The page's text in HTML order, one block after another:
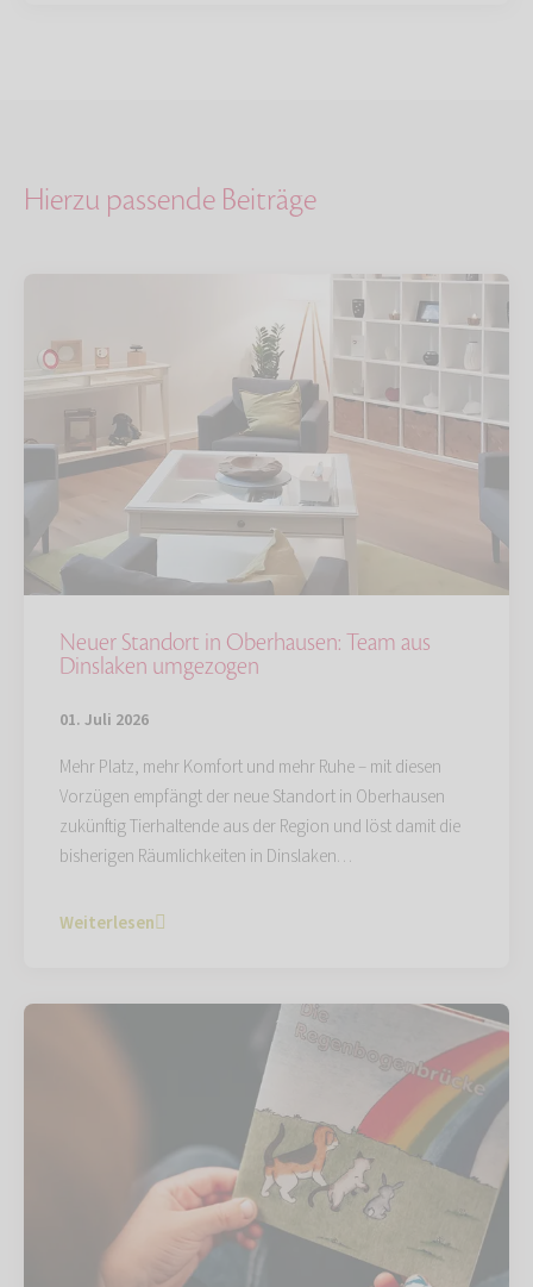
Hierzu passende Beiträge
Neuer Standort in Oberhausen: Team aus
Dinslaken umgezogen
01. Juli 2026
Mehr Platz, mehr Komfort und mehr Ruhe – mit diesen
Vorzügen empfängt der neue Standort in Oberhausen
zukünftig Tierhaltende aus der Region und löst damit die
bisherigen Räumlichkeiten in Dinslaken…
Weiterlesen